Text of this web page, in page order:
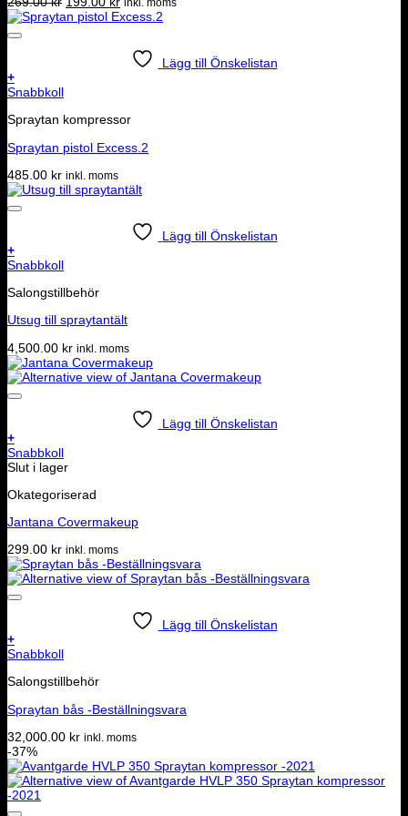
ursprungliganuvarande
199.00 kr.
inkl. moms
Lägg till Önskelistan
+
Snabbkoll
Spraytan kompressor
Spraytan pistol Excess.2
485.00 kr inkl. moms
Lägg till Önskelistan
+
Snabbkoll
Salongstillbehör
Utsug till spraytantält
4,500.00 kr inkl. moms
Lägg till Önskelistan
+
Snabbkoll
Slut i lager
Okategoriserad
Jantana Covermakeup
299.00 kr inkl. moms
Lägg till Önskelistan
+
Snabbkoll
Salongstillbehör
Spraytan bås -Beställningsvara
32,000.00 kr inkl. moms
-37%